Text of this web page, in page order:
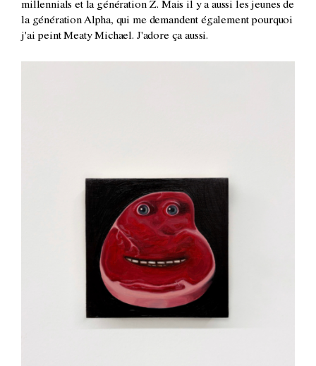
millennials et la génération Z. Mais il y a aussi les jeunes de
la génération Alpha, qui me demandent également pourquoi
j'ai peint Meaty Michael. J'adore ça aussi.